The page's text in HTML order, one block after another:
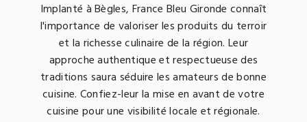
Implanté à Bègles, France Bleu Gironde connaît
l'importance de valoriser les produits du terroir
et la richesse culinaire de la région. Leur
approche authentique et respectueuse des
traditions saura séduire les amateurs de bonne
cuisine. Confiez-leur la mise en avant de votre
cuisine pour une visibilité locale et régionale.